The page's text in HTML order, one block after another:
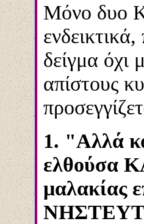
Μόνο δυο
δείγμα όχι
απίστους
1. "Αλλά
ελθούσα
μαλακίας